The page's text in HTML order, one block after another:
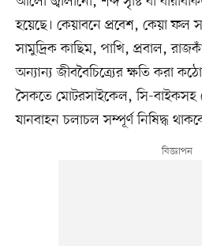
হয়েছে। কেয়াবনে প্রবেশ, কেয়া ফল
সামুদ্রিক কাছিম, পাখি, প্রবাল,
অন্যান্য জীববৈচিত্র্যের ক্ষতি করা
সৈকতে মোটরসাইকেল, সি-বাইকসহ
যানবাহন চলাচল সম্পূর্ণ নিষিদ্ধ